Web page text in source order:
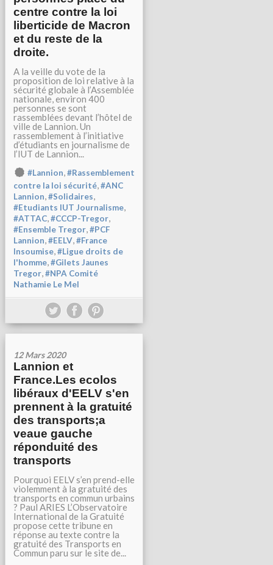
centre contre la loi
liberticide de Macron
et du reste de la
droite.
A la veille du vote de la
proposition de loi relative à la
sécurité globale à l’Assemblée
nationale, environ 400
personnes se sont
rassemblées devant l’hôtel de
ville de Lannion. Un
rassemblement à l’initiative
d’étudiants en journalisme de
l’IUT de Lannion...
#Lannion,#Rassemblement
contre la loi sécurité,#ANC
Lannion,#Solidaires,
#Etudiants IUT Journalisme,
#ATTAC,#CCCP-Tregor,
#Ensemble Tregor,#PCF
Lannion,#EELV,#France
Insoumise,#Ligue droits de
l'homme,#Gilets Jaunes
Tregor,#NPA Comité
Nathamie Le Mel
12 Mars 2020
Lannion et
France.Les ecolos
libéraux d'EELV s'en
prennent à la gratuité
des transports;a
veaue gauche
réponduité des
transports
Pourquoi EELV s’en prend-elle
violemment à la gratuité des
transports en commun urbains
? Paul ARIES L’Observatoire
International de la Gratuité
propose cette tribune en
réponse au texte contre la
gratuité des Transports en
Commun paru sur le site de...